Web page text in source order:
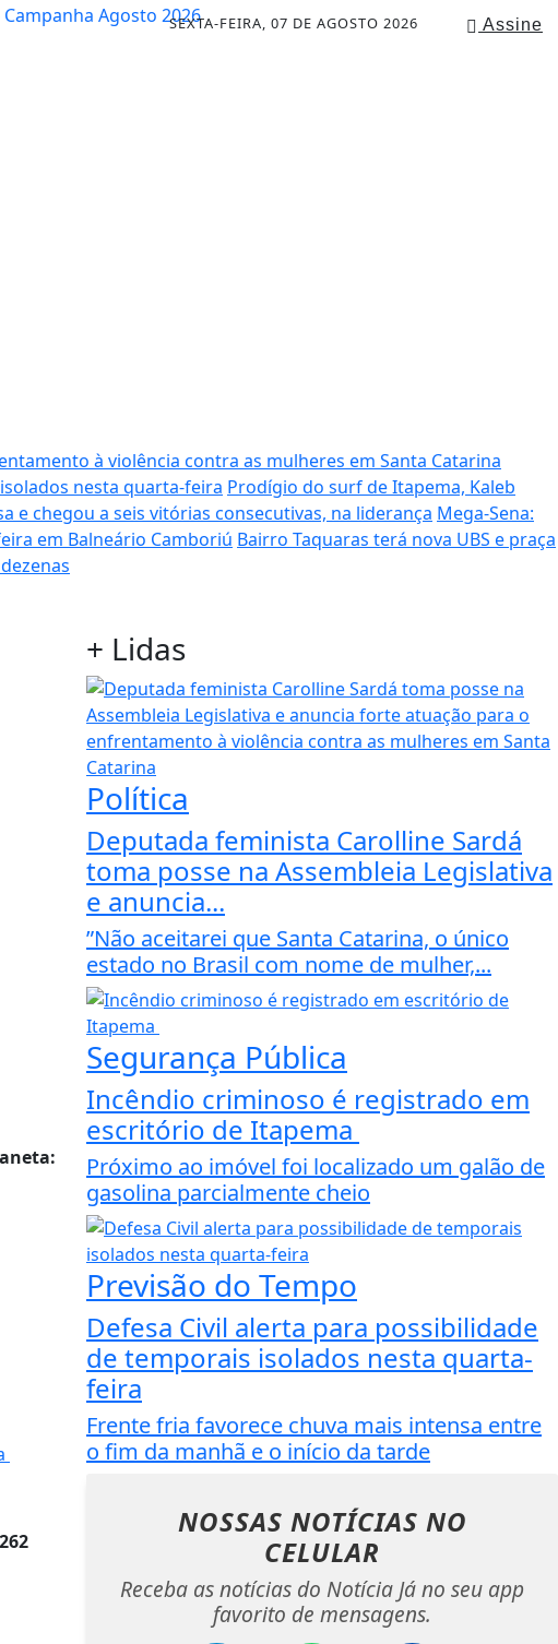
Assine
SEXTA-FEIRA, 07 DE AGOSTO 2026
à violência contra as mulheres em Santa Catarina
nesta quarta-feira Prodígio do surf de Itapema, Kaleb
e chegou a seis vitórias consecutivas, na liderança Mega-Sena:
em Balneário Camboriú Bairro Taquaras terá nova UBS e praça
+ Lidas
Política
Deputada feminista Carolline Sardá
toma posse na Assembleia Legislativa
e anuncia...
”Não aceitarei que Santa Catarina, o único
estado no Brasil com nome de mulher,...
Segurança Pública
Incêndio criminoso é registrado em
escritório de Itapema
Próximo ao imóvel foi localizado um galão de
gasolina parcialmente cheio
Previsão do Tempo
Defesa Civil alerta para possibilidade
de temporais isolados nesta quarta-
feira
Frente fria favorece chuva mais intensa entre
o fim da manhã e o início da tarde
NOSSAS NOTÍCIAS NO
CELULAR
Receba as notícias do Notícia Já no seu app
favorito de mensagens.